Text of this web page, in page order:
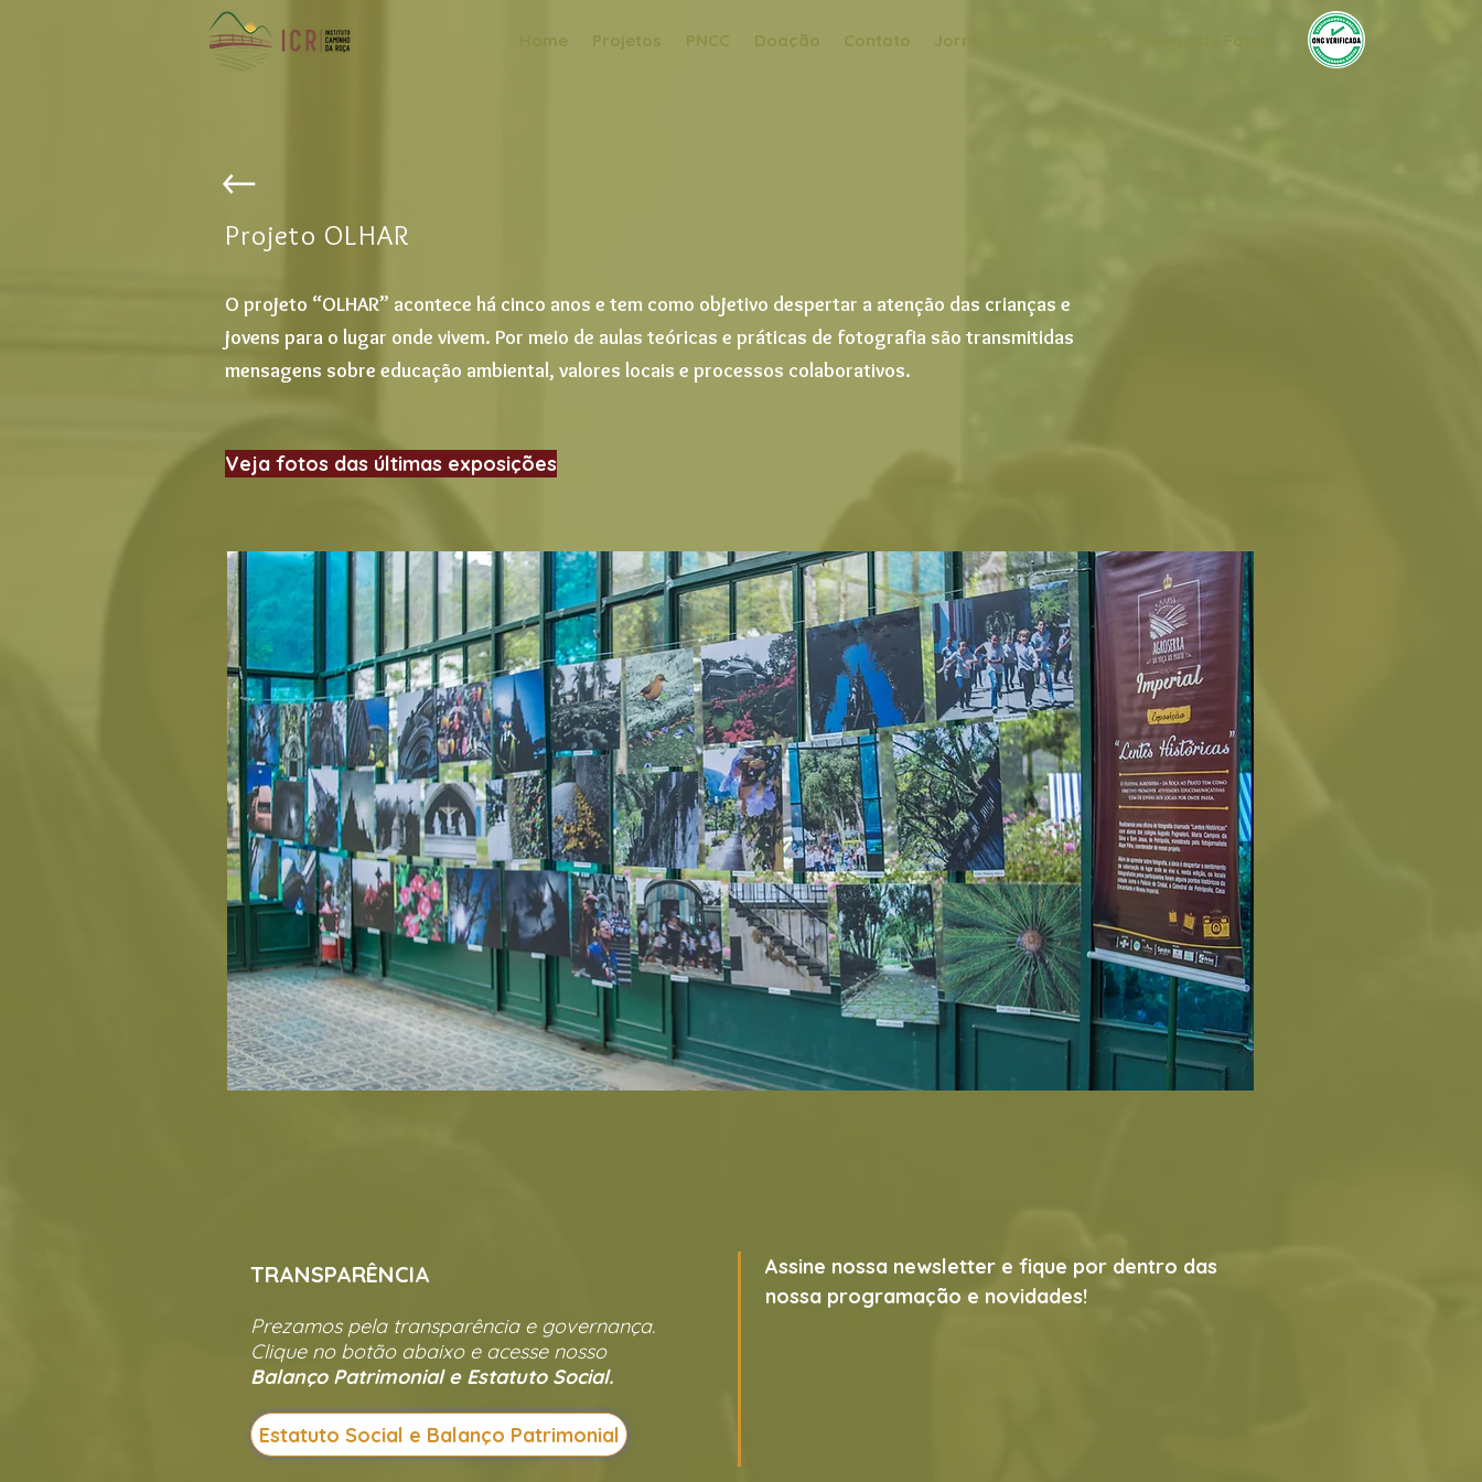
Home Projetos PNCC Doação Contato Jornal Bicho do Mato Galeria de Fotos
Projeto OLHAR
O projeto “OLHAR” acontece há cinco anos e tem como objetivo despertar a atenção das crianças e
jovens para o lugar onde vivem. Por meio de aulas teóricas e práticas de fotografia são transmitidas
mensagens sobre educação ambiental, valores locais e processos colaborativos.
Veja fotos das últimas exposições
TRANSPARÊNCIA
Prezamos pela transparência e governança.
Clique no botão abaixo e acesse nosso
Balanço Patrimonial e Estatuto Social.
Estatuto Social e Balanço Patrimonial
Assine nossa newsletter e fique por dentro das
nossa programação e novidades!